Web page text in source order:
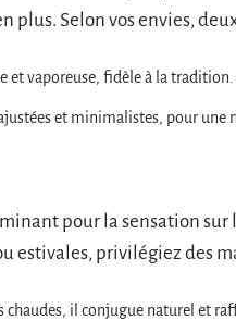
plus. Selon vos envies,
et vaporeuse, fidèle à la tradition.
et minimalistes, pour une
pour la sensation sur
estivales, privilégiez des
chaudes, il conjugue naturel et